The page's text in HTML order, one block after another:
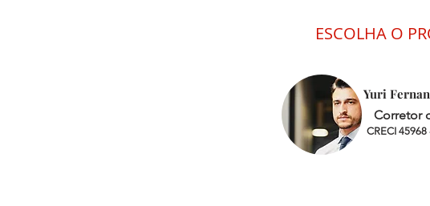
ESCOLHA O
Yuri
Corretor
CRECI